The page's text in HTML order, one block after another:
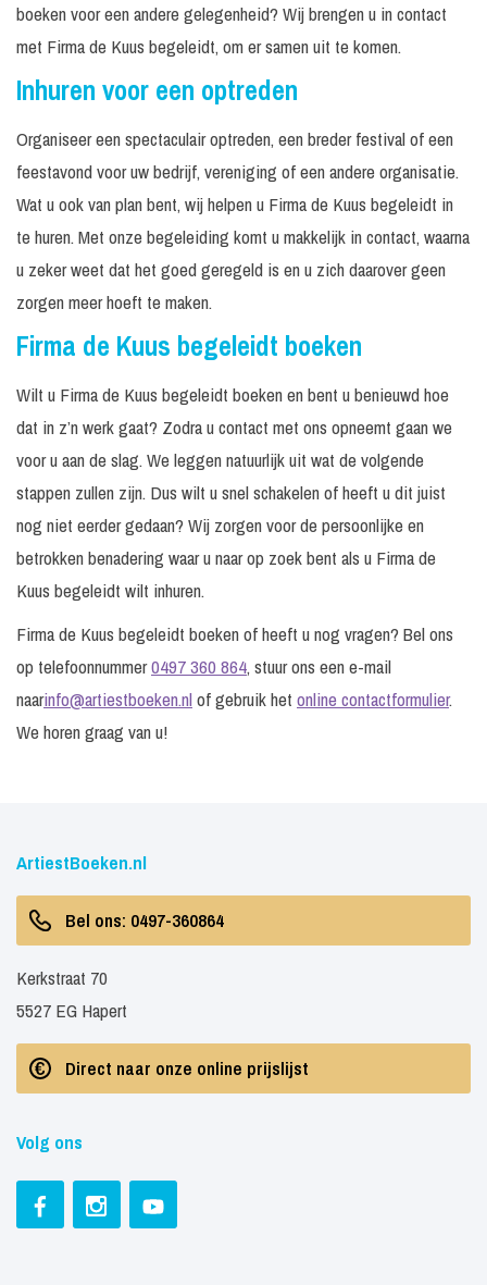
boeken voor een andere gelegenheid? Wij brengen u in contact
met Firma de Kuus begeleidt, om er samen uit te komen.
Inhuren voor een optreden
Organiseer een spectaculair optreden, een breder festival of een
feestavond voor uw bedrijf, vereniging of een andere organisatie.
Wat u ook van plan bent, wij helpen u Firma de Kuus begeleidt in
te huren. Met onze begeleiding komt u makkelijk in contact, waarna
u zeker weet dat het goed geregeld is en u zich daarover geen
zorgen meer hoeft te maken.
Firma de Kuus begeleidt boeken
Wilt u Firma de Kuus begeleidt boeken en bent u benieuwd hoe
dat in z’n werk gaat? Zodra u contact met ons opneemt gaan we
voor u aan de slag. We leggen natuurlijk uit wat de volgende
stappen zullen zijn. Dus wilt u snel schakelen of heeft u dit juist
nog niet eerder gedaan? Wij zorgen voor de persoonlijke en
betrokken benadering waar u naar op zoek bent als u Firma de
Kuus begeleidt wilt inhuren.
Firma de Kuus begeleidt boeken of heeft u nog vragen? Bel ons
op telefoonnummer0497 360 864, stuur ons een e-mail
naarinfo@artiestboeken.nlof gebruik het online contactformulier.
We horen graag van u!
ArtiestBoeken.nl
Bel ons: 0497-360864
Kerkstraat 70
5527 EG Hapert
Direct naar onze online prijslijst
Volg ons